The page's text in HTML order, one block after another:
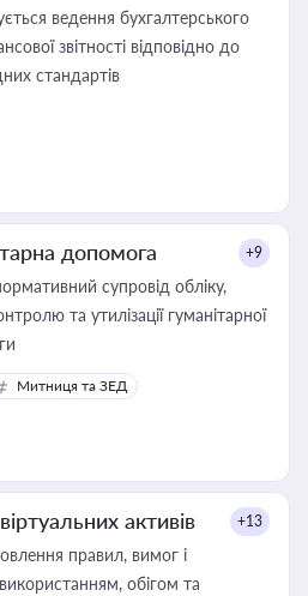
ведення бухгалтерського
звітності відповідно до
стандартів
допомога +9
супровід обліку,
та утилізації гуманітарної
Митниця та ЗЕД
активів +13
правил, вимог і
обігом та